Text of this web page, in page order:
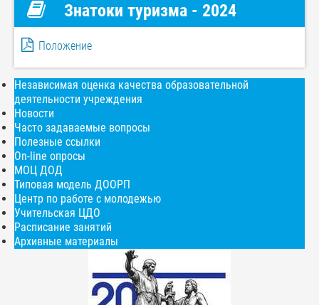
Знатоки туризма - 2024
Положение
Независимая оценка качества образовательной
деятельности учреждения
Новости
Часто задаваемые вопросы
Полезные ссылки
On-line опросы
МОЦ ДОД
Типовая модель ДООРП
Центр по работе с молодежью
Учительская ЦДО
Расписание занятий
Архивные материалы